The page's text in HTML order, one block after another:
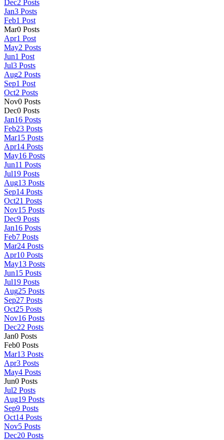
Dec2 Posts
Jan3 Posts
Feb1 Post
Mar0 Posts
Apr1 Post
May2 Posts
Jun1 Post
Jul3 Posts
Aug2 Posts
Sep1 Post
Oct2 Posts
Nov0 Posts
Dec0 Posts
Jan16 Posts
Feb23 Posts
Mar15 Posts
Apr14 Posts
May16 Posts
Jun11 Posts
Jul19 Posts
Aug13 Posts
Sep14 Posts
Oct21 Posts
Nov15 Posts
Dec9 Posts
Jan16 Posts
Feb7 Posts
Mar24 Posts
Apr10 Posts
May13 Posts
Jun15 Posts
Jul19 Posts
Aug25 Posts
Sep27 Posts
Oct25 Posts
Nov16 Posts
Dec22 Posts
Jan0 Posts
Feb0 Posts
Mar13 Posts
Apr3 Posts
May4 Posts
Jun0 Posts
Jul2 Posts
Aug19 Posts
Sep9 Posts
Oct14 Posts
Nov5 Posts
Dec20 Posts